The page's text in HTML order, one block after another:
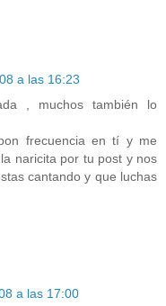
a las 16:23
, muchos también lo
frecuencia en tí y me
naricita por tu post y nos
cantando y que luchas
a las 17:00